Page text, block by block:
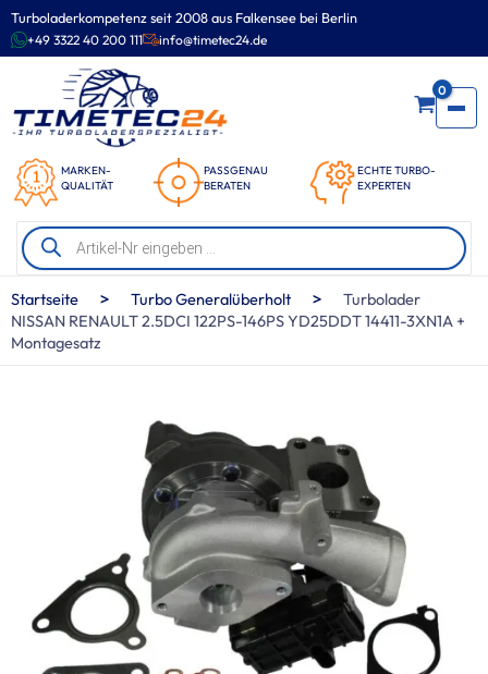
Turboladerkompetenz seit 2008 aus Falkensee bei Berlin
+49 3322 40 200 111 info@timetec24.de
MARKEN-
QUALITÄT
PASSGENAU
BERATEN
ECHTE TURBO-
EXPERTEN
0
Products
search
Zum
Inhalt
springen
Startseite > Turbo Generalüberholt >
Turbolader
NISSAN RENAULT 2.5DCI 122PS-146PS YD25DDT 14411-3XN1A +
Montagesatz